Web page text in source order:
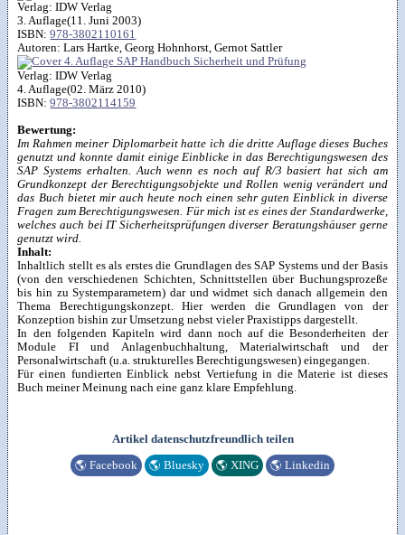
Verlag:IDW Verlag
3. Auflage(11. Juni 2003)
ISBN:978-3802110161
Autoren:Lars Hartke, Georg Hohnhorst, Gernot Sattler
Verlag:IDW Verlag
4. Auflage(02. März 2010)
ISBN:978-3802114159
Bewertung:
Im Rahmen meiner Diplomarbeit hatte ich die dritte Auflage dieses Buches
genutzt und konnte damit einige Einblicke in das Berechtigungswesen des
SAP Systems erhalten. Auch wenn es noch auf R/3 basiert hat sich am
Grundkonzept der Berechtigungsobjekte und Rollen wenig verändert und
das Buch bietet mir auch heute noch einen sehr guten Einblick in diverse
Fragen zum Berechtigungswesen. Für mich ist es eines der Standardwerke,
welches auch bei IT Sicherheitsprüfungen diverser Beratungshäuser gerne
genutzt wird.
Inhalt:
Inhaltlich stellt es als erstes die Grundlagen des SAP Systems und der Basis
(von den verschiedenen Schichten, Schnittstellen über Buchungsprozeße
bis hin zu Systemparametern) dar und widmet sich danach allgemein den
Thema Berechtigungskonzept. Hier werden die Grundlagen von der
Konzeption bishin zur Umsetzung nebst vieler Praxistipps dargestellt.
In den folgenden Kapiteln wird dann noch auf die Besonderheiten der
Module FI und Anlagenbuchhaltung, Materialwirtschaft und der
Personalwirtschaft (u.a. strukturelles Berechtigungswesen) eingegangen.
Für einen fundierten Einblick nebst Vertiefung in die Materie ist dieses
Buch meiner Meinung nach eine ganz klare Empfehlung.
Artikel datenschutzfreundlich teilen
🌎 Facebook 🌎 Bluesky 🌎 XING 🌎 Linkedin